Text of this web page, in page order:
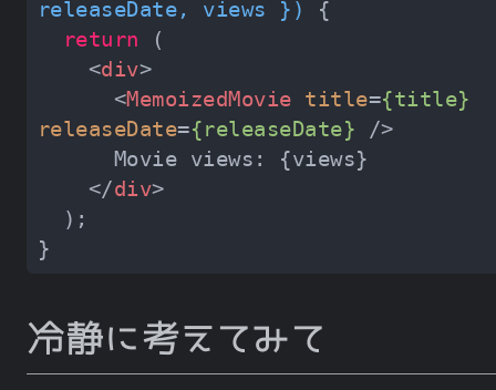
releaseDate, views } )
return
<div>
<MemoizedMovie title={title}
releaseDate={releaseDate} />
</div>
冷静に考えてみて